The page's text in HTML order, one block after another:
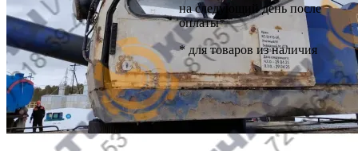
на следующий день после
оплаты*
* для товаров из наличия